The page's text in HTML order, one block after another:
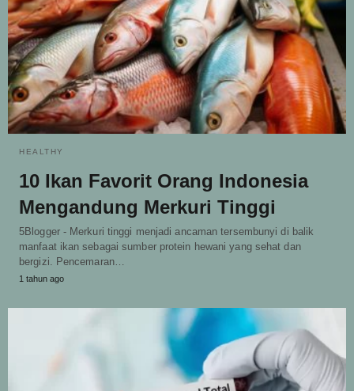
HEALTHY
10 Ikan Favorit Orang Indonesia
Mengandung Merkuri Tinggi
5Blogger - Merkuri tinggi menjadi ancaman tersembunyi di balik
manfaat ikan sebagai sumber protein hewani yang sehat dan
bergizi. Pencemaran…
1 tahun ago